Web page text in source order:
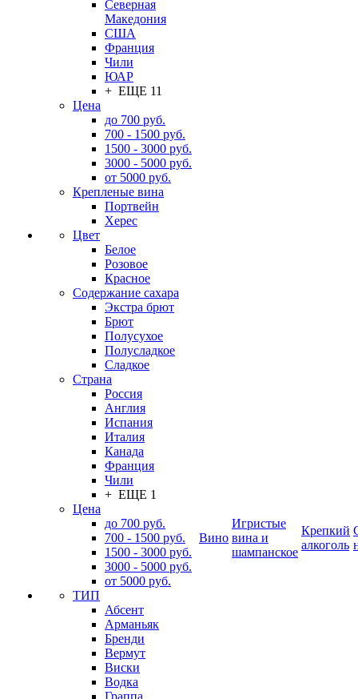
Северная
Македония
США
Франция
Чили
ЮАР
+ ЕЩЕ 11
Цена
до 700 руб.
700 - 1500 руб.
1500 - 3000 руб.
3000 - 5000 руб.
от 5000 руб.
Крепленые вина
Портвейн
Херес
Цвет
Белое
Розовое
Красное
Содержание сахара
Экстра брют
Брют
Полусухое
Полусладкое
Сладкое
Страна
Россия
Англия
Испания
Италия
Канада
Франция
Чили
+ ЕЩЕ 1
Цена
до 700 руб.
700 - 1500 руб.
1500 - 3000 руб.
3000 - 5000 руб.
от 5000 руб.
ТИП
Абсент
Арманьяк
Бренди
Вермут
Виски
Водка
Граппа
Вино
Игристые
вина и
шампанское
Крепкий
алкоголь